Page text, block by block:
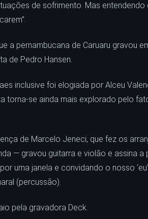
de sofrimento. Mas
a pernambucana de Caruaru gravou
de Pedro Hansen.
inclusive foi elogiada por Alceu
torna-se ainda mais explorado pelo
de Marcelo Jeneci, que fez os
— gravou guitarra e violão e assina a
uma janela e convidando o nosso
(percussão).
pela gravadora Deck.